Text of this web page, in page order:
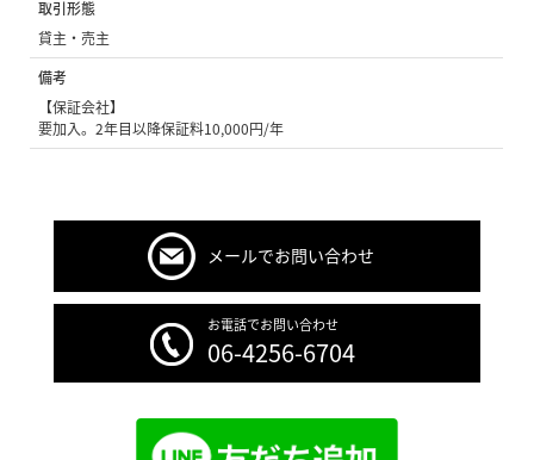
取引形態
貸主・売主
備考
【保証会社】
要加入。2年目以降保証料10,000円/年
メールでお問い合わせ
お電話でお問い合わせ
06-4256-6704